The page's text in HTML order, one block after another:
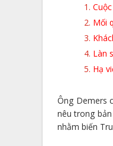
Mối
Làn
Hạ
Ông Demers
nêu trong
nhằm biến